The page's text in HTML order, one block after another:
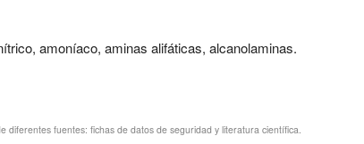
amoníaco, aminas alifáticas, alcanolaminas.
diferentes fuentes: fichas de datos de seguridad y literatura científica.